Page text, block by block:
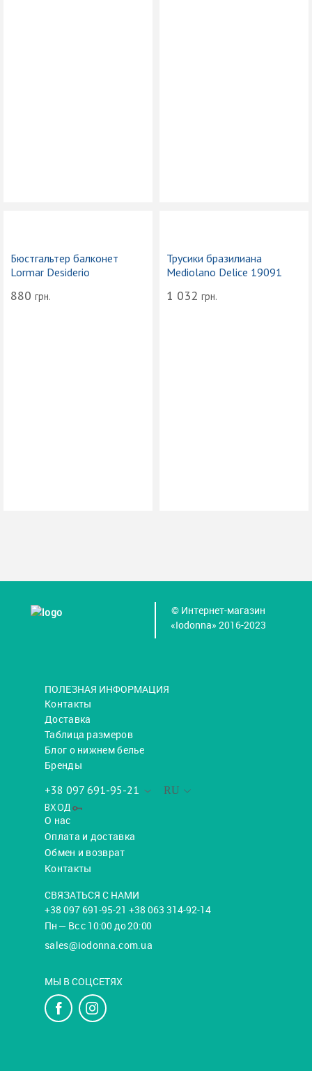
Бюстгальтер балконет
Lormar Desiderio
880 грн.
Трусики бразилиана
Mediolano Delice 19091
1 032 грн.
© Интернет-магазин
«Iodonna» 2016-2023
ПОЛЕЗНАЯ ИНФОРМАЦИЯ
Контакты
Доставка
Таблица размеров
Блог о нижнем белье
Бренды
RU
+38 097 691-95-21
ВХОД
О нас
Оплата и доставка
Обмен и возврат
Контакты
СВЯЗАТЬСЯ С НАМИ
+38 097 691-95-21 +38 063 314-92-14
Пн — Вс с 10:00 до 20:00
sales@iodonna.com.ua
МЫ В СОЦСЕТЯХ